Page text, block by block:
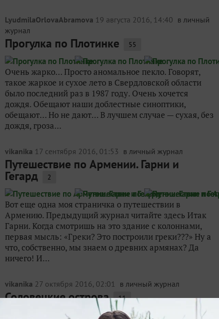
LyudmilaOrlovaAbramova 19 августа 2016, 14:40 в личный
журнал
Прогулка по Плотинке 55
Очень жарко… Просто аномальное пекло. Говорят,
такое жаркое и сухое лето в Свердловской области
было последний раз в 1987 году. Очень хочется
дождя. Обещают наши доблестные синоптики,
обещают… Но не дают… В лучшем случае — сухая, без
дождя, гроза...
vikanika 17 сентября 2016, 01:53 в личный журнал
Путешествие по Армении. Гарни и
Гегард 2
Вот еще одна моя страничка о путешествии в
Армению. Предыдущий журнал читайте здесь Итак
Гарни. Когда смотришь на это здание с колоннами,
первая мысль: «Греки? Это построили греки???» Ну а
что, собственно, мы знаем о древних армянах? Да
ничего! И...
vikanika 27 октября 2016, 02:01 в личный журнал
Соловецкие острова 11